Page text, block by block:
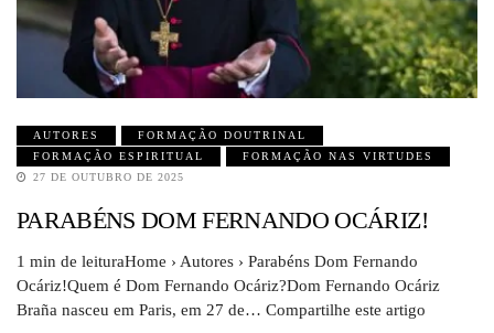
AUTORES
FORMAÇÃO DOUTRINAL
FORMAÇÃO ESPIRITUAL
FORMAÇÃO NAS VIRTUDES
27 DE OUTUBRO DE 2025
PARABÉNS DOM FERNANDO OCÁRIZ!
1 min de leituraHome › Autores › Parabéns Dom Fernando
Ocáriz!Quem é Dom Fernando Ocáriz?Dom Fernando Ocáriz
Braña nasceu em Paris, em 27 de… Compartilhe este artigo